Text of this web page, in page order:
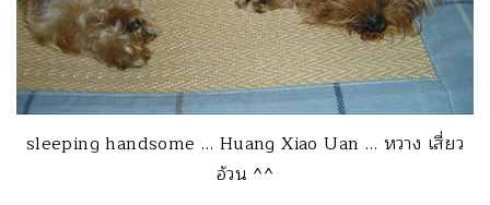
sleeping handsome … Huang Xiao Uan … หวาง เสี่ยว
อ้วน ^^